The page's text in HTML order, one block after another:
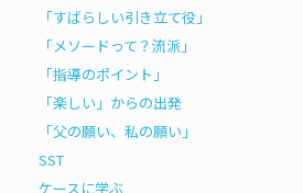
「すばらしい引き立て役」
「メソードって？流派」
「指導のポイント」
「楽しい」からの出発
「父の願い、私の願い」
SST
ケースに学ぶ